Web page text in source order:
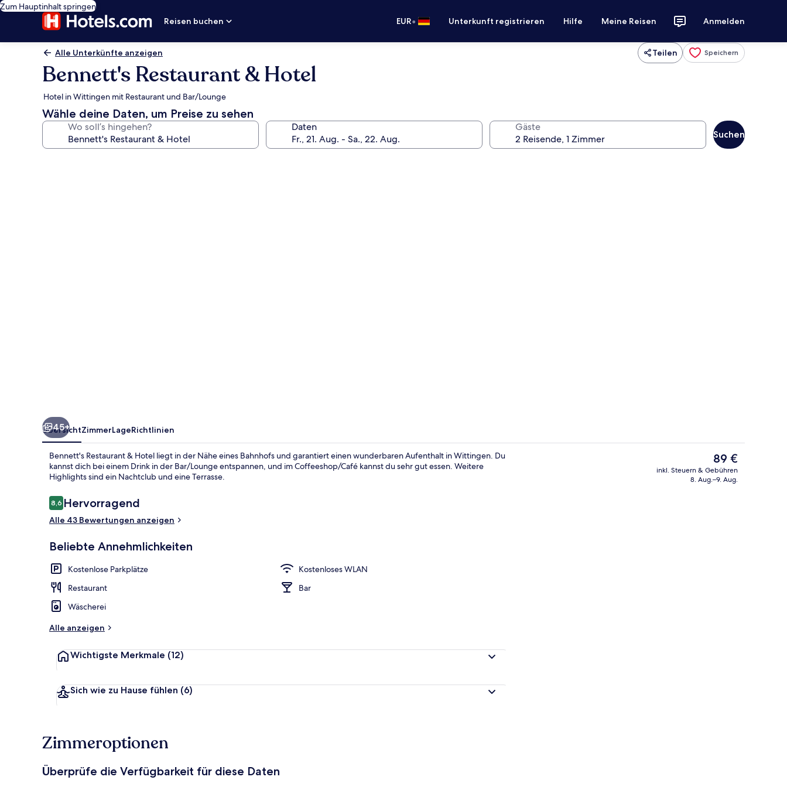
Zum Hauptinhalt springen
Reisen buchen
EUR• Unterkunft registrieren Hilfe Meine Reisen Anmelden
Alle Unterkünfte anzeigen Teilen Speichern
Bennett's Restaurant & Hotel
Hotel in Wittingen mit Restaurant und Bar/Lounge
Wähle deine Daten, um Preise zu sehen
Wo soll’s hingehen? Daten Gäste
Suchen
45+
ÜbersichtZimmerLageRichtlinien
Bennett's Restaurant & Hotel liegt in der Nähe eines Bahnhofs und garantiert einen wunderbaren Aufenthalt in Wittingen. Du
kannst dich bei einem Drink in der Bar/Lounge entspannen, und im Coffeeshop/Café kannst du sehr gut essen. Weitere
Highlights sind ein Nachtclub und eine Terrasse.
Bewertungen
8,68,6 von 10.
Hervorragend
Alle 43 Bewertungen anzeigen
Beliebte Annehmlichkeiten
Kostenlose Parkplätze
Kostenloses WLAN
Restaurant
Bar
Wäscherei
Alle anzeigen
Wichtigste Merkmale (12)
Sich wie zu Hause fühlen (6)
Der
aktuelle
Preis
89 €
inkl. Steuern & Gebühren
8. Aug.–9. Aug.
Zimmeroptionen
Überprüfe die Verfügbarkeit für diese Daten